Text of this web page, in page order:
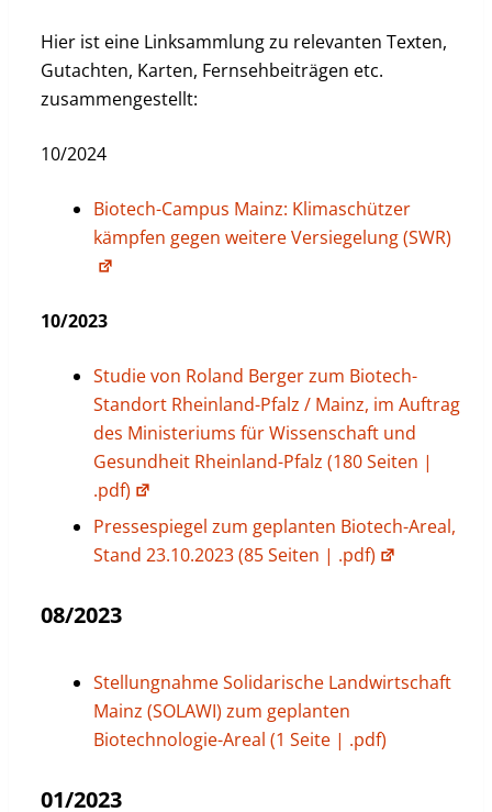
Hier ist eine Linksammlung zu relevanten Texten,
Gutachten, Karten, Fernsehbeiträgen etc.
zusammengestellt:
10/2024
Biotech-Campus Mainz: Klimaschützer
kämpfen gegen weitere Versiegelung (SWR)
10/2023
Studie von Roland Berger zum Biotech-
Standort Rheinland-Pfalz / Mainz, im Auftrag
des Ministeriums für Wissenschaft und
Gesundheit Rheinland-Pfalz (180 Seiten |
.pdf)
Pressespiegel zum geplanten Biotech-Areal,
Stand 23.10.2023 (85 Seiten | .pdf)
08/2023
Stellungnahme Solidarische Landwirtschaft
Mainz (SOLAWI) zum geplanten
Biotechnologie-Areal (1 Seite | .pdf)
01/2023